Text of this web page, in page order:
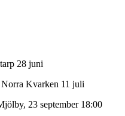
28 juni
Kvarken 11 juli
23 september 18:00